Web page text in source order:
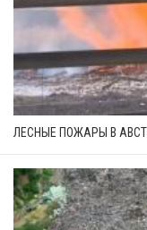
ЛЕСНЫЕ ПОЖАРЫ В